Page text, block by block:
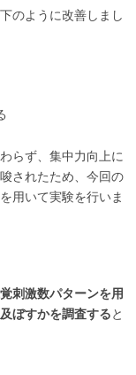
のように改善しまし
らず、集中力向上に
されたため、今回の
用いて実験を行いま
刺激数パターンを用
ぼすかを調査すると